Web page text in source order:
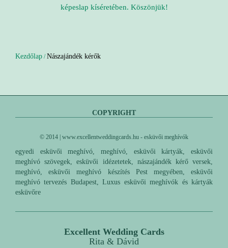
képeslap kíséretében. Köszönjük!
Kezdőlap /Nászajándék kérők
COPYRIGHT
© 2014 | www.excellentweddingcards.hu - esküvői meghívók
egyedi esküvői meghívó, meghívó, esküvői kártyák, esküvői
meghívó szövegek, esküvői idézetetek, nászajándék kérő versek,
meghívó, esküvői meghívó készítés Pest megyében, esküvői
meghívó tervezés Budapest, Luxus esküvői meghívók és kártyák
esküvőre
Excellent Wedding Cards
Rita & Dávid